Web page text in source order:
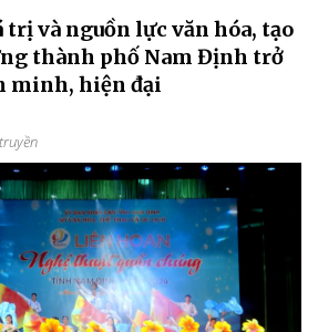
trị và nguồn lực văn hóa, tạo
thành phố Nam Định trở
minh, hiện đại